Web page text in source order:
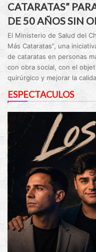
CATARATAS”
DE 50 AÑOS SIN
El Ministerio de Salud del
Más Cataratas”, una
de cataratas en personas
con obra social, con el
quirúrgico y mejorar la
ESPECTACULOS